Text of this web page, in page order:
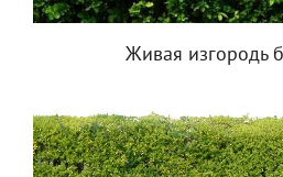
Живая изгородь